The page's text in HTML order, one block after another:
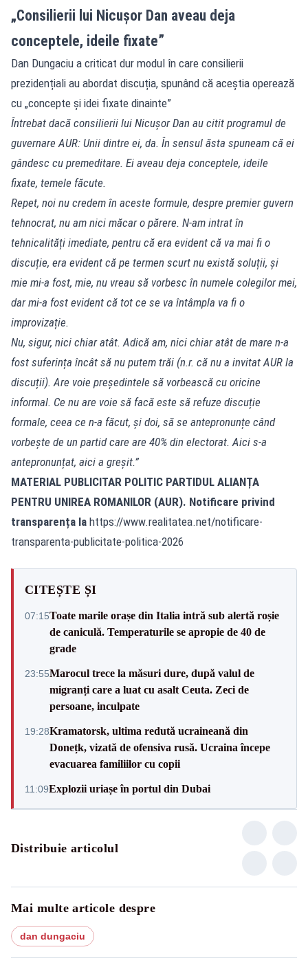
„Consilierii lui Nicușor Dan aveau deja
conceptele, ideile fixate”
Dan Dungaciu a criticat dur modul în care consilierii
prezidențiali au abordat discuția, spunând că aceștia operează
cu „concepte și idei fixate dinainte”
Întrebat dacă consilierii lui Nicușor Dan au citit programul de
guvernare AUR: Unii dintre ei, da. În sensul ăsta spuneam că ei
gândesc cu premeditare. Ei aveau deja conceptele, ideile
fixate, temele făcute.
Repet, noi nu credem în aceste formule, despre premier guvern
tehnocrat, nu am nici măcar o părere. N-am intrat în
tehnicalități imediate, pentru că era evident că va mai fi o
discuție, era evident că pe termen scurt nu există soluții, și
mie mi-a fost, mie, nu vreau să vorbesc în numele colegilor mei,
dar mi-a fost evident că tot ce se va întâmpla va fi o
improvizație.
Nu, sigur, nici chiar atât. Adică am, nici chiar atât de mare n-a
fost suferința încât să nu putem trăi (n.r. că nu a invitat AUR la
discuții). Are voie președintele să vorbească cu oricine
informal. Ce nu are voie să facă este să refuze discuție
formale, ceea ce n-a făcut, și doi, să se antepronunțe când
vorbește de un partid care are 40% din electorat. Aici s-a
antepronunțat, aici a greșit.”
MATERIAL PUBLICITAR POLITIC PARTIDUL ALIANȚA
PENTRU UNIREA ROMANILOR (AUR). Notificare privind
transparența la https://www.realitatea.net/notificare-
transparenta-publicitate-politica-2026
CITEȘTE ȘI
07:15Toate marile orașe din Italia intră sub alertă roșie
de caniculă. Temperaturile se apropie de 40 de
grade
23:55Marocul trece la măsuri dure, după valul de
migranți care a luat cu asalt Ceuta. Zeci de
persoane, inculpate
19:28Kramatorsk, ultima redută ucraineană din
Donețk, vizată de ofensiva rusă. Ucraina începe
evacuarea familiilor cu copii
11:09Explozii uriașe în portul din Dubai
Distribuie articolul
Mai multe articole despre
dan dungaciu